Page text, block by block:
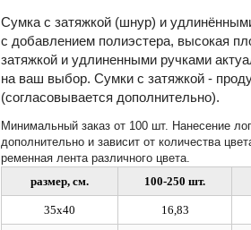
Сумка с затяжкой (шнур) и
с добавлением полиэстера, высокая
затяжкой и удлиненными ручками
на ваш выбор. Сумки с затяжкой -
(согласовывается дополнительно).
Минимальный заказ от 100 шт. Нанесение
дополнительно и зависит от количества
ременная лента различного цвета.
размер, см.
100-250 шт.
35х40 16,83